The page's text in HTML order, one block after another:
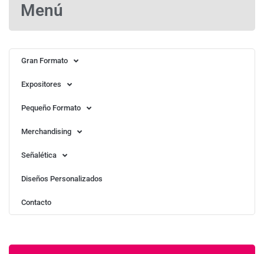
Menú
Gran Formato
Expositores
Pequeño Formato
Merchandising
Señalética
Diseños Personalizados
Contacto